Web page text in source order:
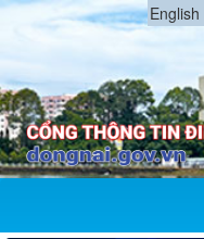
English